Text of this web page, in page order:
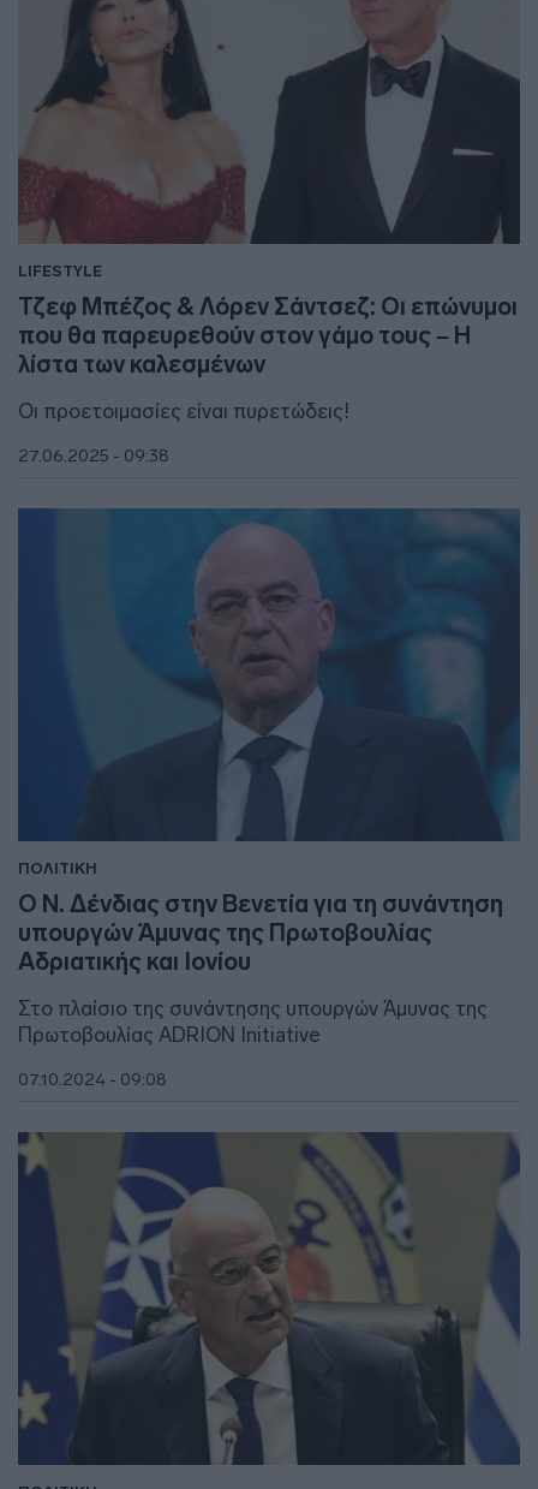
LIFESTYLE
Τζεφ Μπέζος & Λόρεν Σάντσεζ: Οι επώνυμοι
που θα παρευρεθούν στον γάμο τους – Η
λίστα των καλεσμένων
Οι προετοιμασίες είναι πυρετώδεις!
27.06.2025 - 09:38
ΠΟΛΙΤΙΚΗ
O Ν. Δένδιας στην Βενετία για τη συνάντηση
υπουργών Άμυνας της Πρωτοβουλίας
Αδριατικής και Ιονίου
Στο πλαίσιο της συνάντησης υπουργών Άμυνας της
Πρωτοβουλίας ADRION Initiative
07.10.2024 - 09:08